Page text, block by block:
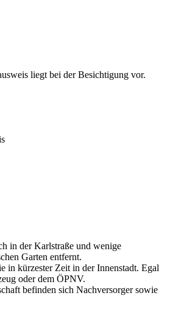
liegt bei der Besichtigung vor.
in der Karlstraße und wenige
Garten entfernt.
in kürzester Zeit in der Innenstadt. Egal
oder dem ÖPNV.
befinden sich Nachversorger sowie